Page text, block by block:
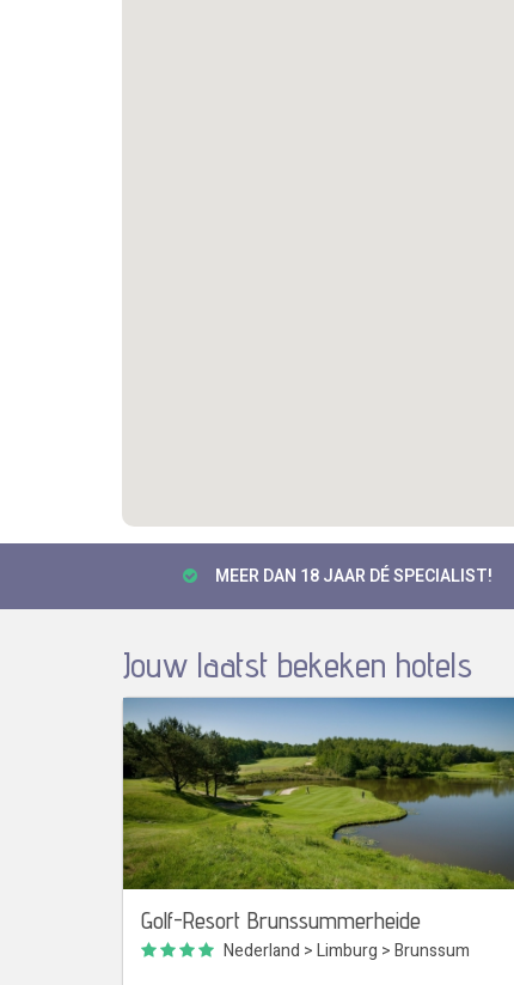
MEER DAN 18 JAAR DÉ SPECIALIST!
Jouw laatst bekeken hotels
Golf-Resort Brunssummerheide
Nederland >Limburg >Brunssum